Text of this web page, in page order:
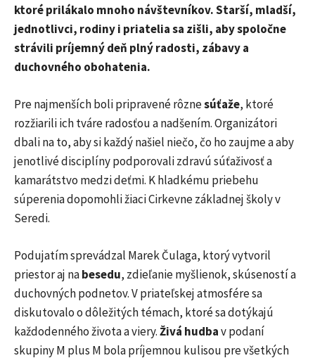
ktoré prilákalo mnoho návštevníkov. Starší, mladší,
jednotlivci, rodiny i priatelia sa zišli, aby spoločne
strávili príjemný deň plný radosti, zábavy a
duchovného obohatenia.
Pre najmenších boli pripravené rôznesúťaže, ktoré
rozžiarili ich tváre radosťou a nadšením. Organizátori
dbali na to, aby si každý našiel niečo, čo ho zaujme a aby
jenotlivé disciplíny podporovali zdravú súťaživosť a
kamarátstvo medzi deťmi. K hladkému priebehu
súperenia dopomohli žiaci Cirkevne základnej školy v
Seredi.
Podujatím sprevádzal Marek Čulaga, ktorý vytvoril
priestor aj nabesedu, zdieľanie myšlienok, skúseností a
duchovných podnetov. V priateľskej atmosfére sa
diskutovalo o dôležitých témach, ktoré sa dotýkajú
každodenného života a viery.Živá hudbav podaní
skupiny M plus M bola príjemnou kulisou pre všetkých